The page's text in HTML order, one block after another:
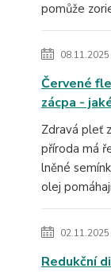
pomůže
08.11.2025
Červené
zácpa -
Zdravá pleť
příroda má
lněné
olej
02.11.2025
Redukční